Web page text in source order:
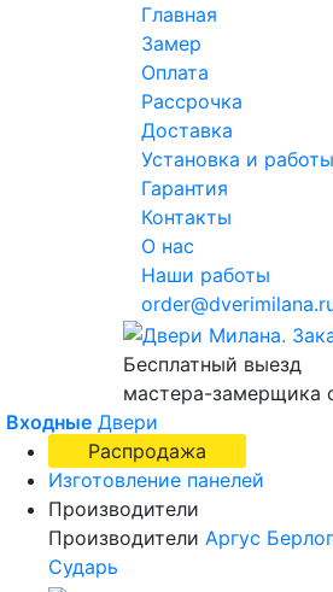
Главная
Замер
Оплата
Рассрочка
Доставка
Установка и работы
Гарантия
Контакты
О нас
Наши работы
Бесплатный выезд
мастера-замерщика
Входные Двери
Распродажа
Изготовление панелей
Производители
Производители Аргус
Сударь